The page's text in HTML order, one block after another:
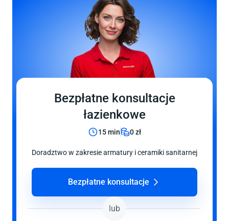
Bezpłatne konsultacje
łazienkowe
15 min 0 zł
Doradztwo w zakresie armatury i ceramiki sanitarnej
Bezpłatne konsultacje
lub